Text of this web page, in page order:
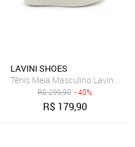
Knit Palmilha Silicone Black
LAVINI SHOES
Tênis Meia Masculino Lavini
R$299,90 - 40%
R$ 179,90